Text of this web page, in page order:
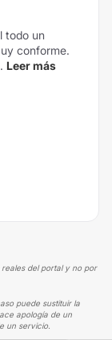
todo un
conforme.
Leer más
del portal y no por
puede sustituir la
apología de un
un servicio.